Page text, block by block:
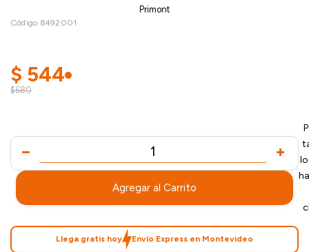
Primont
Código 8492001
$680
$ 544
Agregar al Carrito
Llega gratis hoy Envío Express en Montevideo